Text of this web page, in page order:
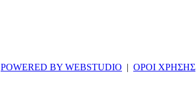
POWERED BY WEBSTUDIO | ΟΡΟΙ ΧΡΗΣΗΣ